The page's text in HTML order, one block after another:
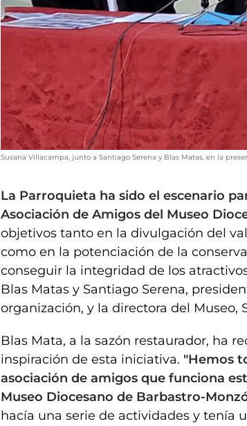
Susana Villacampa, junto a Santiago Serena y Blas Matas, en la
La Parroquieta ha sido el escenario
Asociación de Amigos del Museo
objetivos tanto en la divulgación del
como en la potenciación de la
conseguir la integridad de los
Blas Matas y Santiago Serena,
organización, y la directora del Museo,
Blas Mata, a la sazón restaurador, ha
inspiración de esta iniciativa. "Hemos
asociación de amigos que funciona
Museo Diocesano de Barbastro-
hacía una serie de actividades y tenía